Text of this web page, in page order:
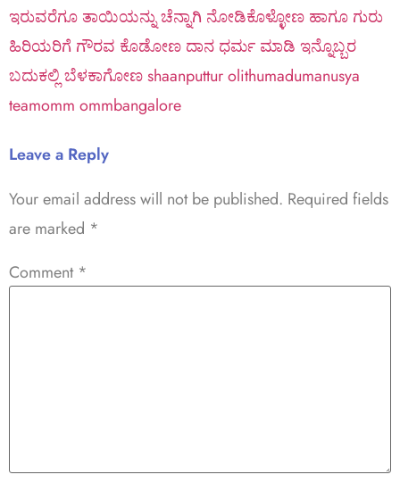
ಇರುವರೆಗೂ ತಾಯಿಯನ್ನು ಚೆನ್ನಾಗಿ ನೋಡಿಕೊಳ್ಳೋಣ ಹಾಗೂ ಗುರು
ಹಿರಿಯರಿಗೆ ಗೌರವ ಕೊಡೋಣ ದಾನ ಧರ್ಮ ಮಾಡಿ ಇನ್ನೊಬ್ಬರ
ಬದುಕಲ್ಲಿ ಬೆಳಕಾಗೋಣ shaanputtur olithumadumanusya
teamomm ommbangalore
Leave a Reply
Your email address will not be published. Required fields
are marked *
Comment *